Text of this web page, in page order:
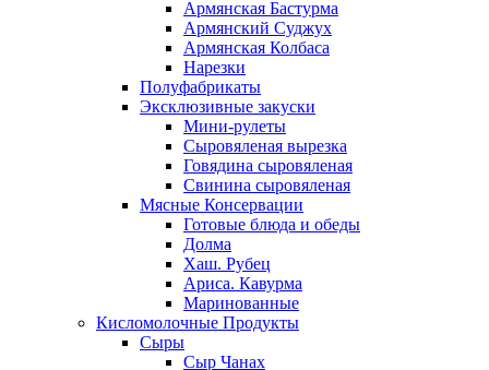
Армянская Бастурма
Армянский Суджух
Армянская Колбаса
Нарезки
Полуфабрикаты
Эксклюзивные закуски
Мини-рулеты
Сыровяленая вырезка
Говядина сыровяленая
Свинина сыровяленая
Мясные Консервации
Готовые блюда и обеды
Долма
Хаш. Рубец
Ариса. Кавурма
Маринованные
Кисломолочные Продукты
Сыры
Сыр Чанах